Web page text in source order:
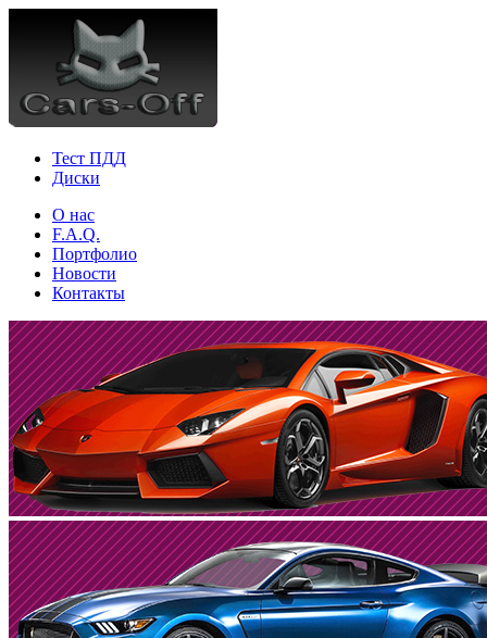
Тест ПДД
Диски
О нас
F.A.Q.
Портфолио
Новости
Контакты